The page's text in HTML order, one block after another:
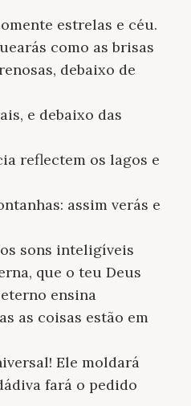
estrelas e céu.
como as brisas
debaixo de
e debaixo das
reflectem os lagos e
assim verás e
sons inteligíveis
que o teu Deus
ensina
as coisas estão em
Ele moldará
fará o pedido